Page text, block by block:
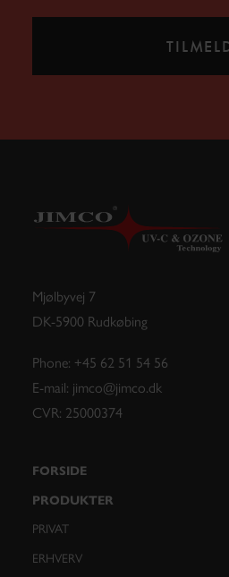
Mjølbyvej 7
DK-5900 Rudkøbing
Phone: +45 62 51 54 56
E-mail: jimco@jimco.dk
CVR: 25000374
FORSIDE
PRODUKTER
PRIVAT
ERHVERV